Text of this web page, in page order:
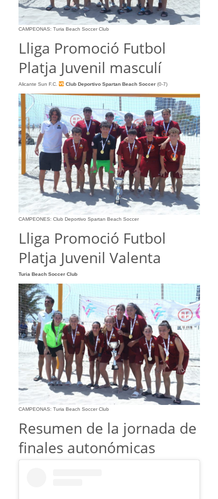
CAMPEONAS: Turia Beach Soccer Club
Lliga Promoció Futbol
Platja Juvenil masculí
Alicante Sun F.C. Club Deportivo Spartan Beach Soccer (0-7)
CAMPEONES: Club Deportivo Spartan Beach Soccer
Lliga Promoció Futbol
Platja Juvenil Valenta
Turia Beach Soccer Club
CAMPEONAS: Turia Beach Soccer Club
Resumen de la jornada de
finales autonómicas